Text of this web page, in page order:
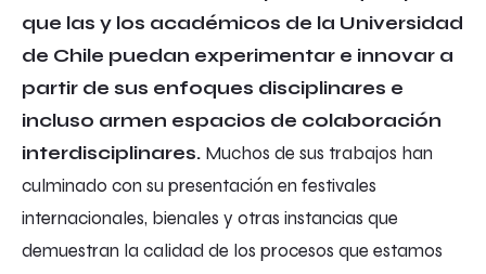
que las y los académicos de la Universidad
de Chile puedan experimentar e innovar a
partir de sus enfoques disciplinares e
incluso armen espacios de colaboración
interdisciplinares. Muchos de sus trabajos han
culminado con su presentación en festivales
internacionales, bienales y otras instancias que
demuestran la calidad de los procesos que estamos